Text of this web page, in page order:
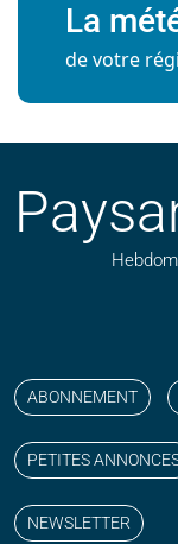
La
de votre
ABONNEMENT
PETITES
NEWSLETTER